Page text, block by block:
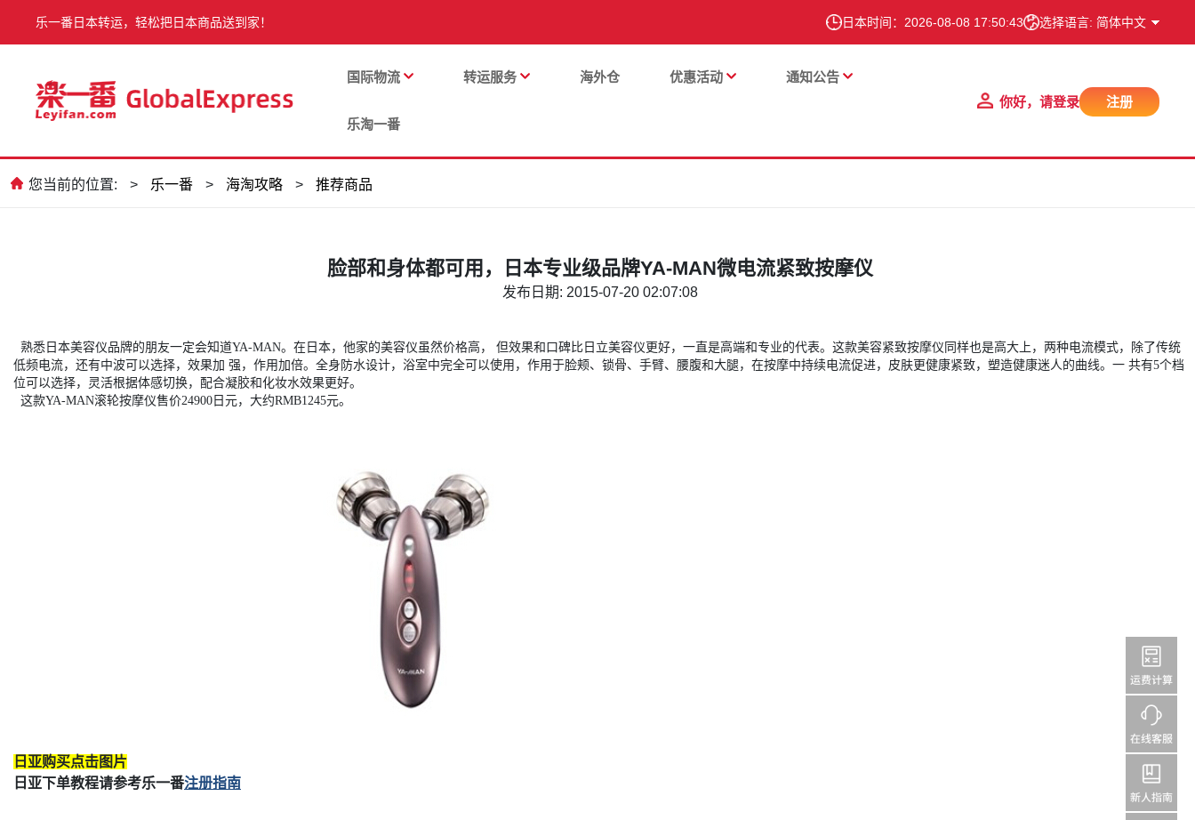
乐一番日本转运，轻松把日本商品送到家！ 日本时间： 2026-08-08 17:50:43 选择语言: 简体中文
国际物流 转运服务 海外仓 优惠活动 通知公告
乐淘一番
你好，请登录 注册
您当前的位置: > 乐一番 > 海淘攻略 > 推荐商品
脸部和身体都可用，日本专业级品牌YA-MAN微电流紧致按摩仪
发布日期: 2015-07-20 02:07:08
熟悉日本美容仪品牌的朋友一定会知道YA-MAN。在日本，他家的美容仪虽然价格高， 但效果和口碑比日立美容仪更好，一直是高端和专业的代表。这款美容紧致按摩仪同样也是高大上，两种电流模式，除了传统
低频电流，还有中波可以选择，效果加 强，作用加倍。全身防水设计，浴室中完全可以使用，作用于脸颊、锁骨、手臂、腰腹和大腿，在按摩中持续电流促进，皮肤更健康紧致，塑造健康迷人的曲线。一 共有5个档
位可以选择，灵活根据体感切换，配合凝胶和化妆水效果更好。
这款YA-MAN滚轮按摩仪售价24900日元，大约RMB1245元。
日亚购买点击图片
日亚下单教程请参考乐一番注册指南